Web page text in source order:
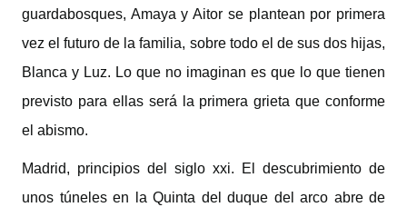
guardabosques, Amaya y Aitor se plantean por primera
vez el futuro de la familia, sobre todo el de sus dos hijas,
Blanca y Luz. Lo que no imaginan es que lo que tienen
previsto para ellas será la primera grieta que conforme
el abismo.
Madrid, principios del siglo xxi. El descubrimiento de
unos túneles en la Quinta del duque del arco abre de